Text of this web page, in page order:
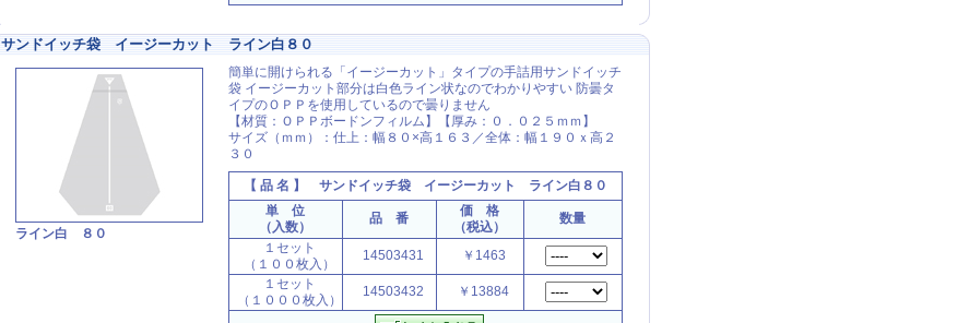
サンドイッチ袋 イージーカット ライン白８０
ライン白 ８０
簡単に開けられる「イージーカット」タイプの手詰用サンドイッチ
袋 イージーカット部分は白色ライン状なのでわかりやすい 防曇タ
イプのＯＰＰを使用しているので曇りません
【材質：ＯＰＰボードンフィルム】【厚み：０．０２５ｍｍ】
サイズ（ｍｍ）：仕上：幅８０×高１６３／全体：幅１９０ｘ高２
３０
【 品 名 】 サンドイッチ袋 イージーカット ライン白８０
単 位
（入数）
品 番
価 格
（税込）
数量
１セット
（１００枚入）
14503431
￥1463
１セット
（１０００枚入）
14503432 ￥13884